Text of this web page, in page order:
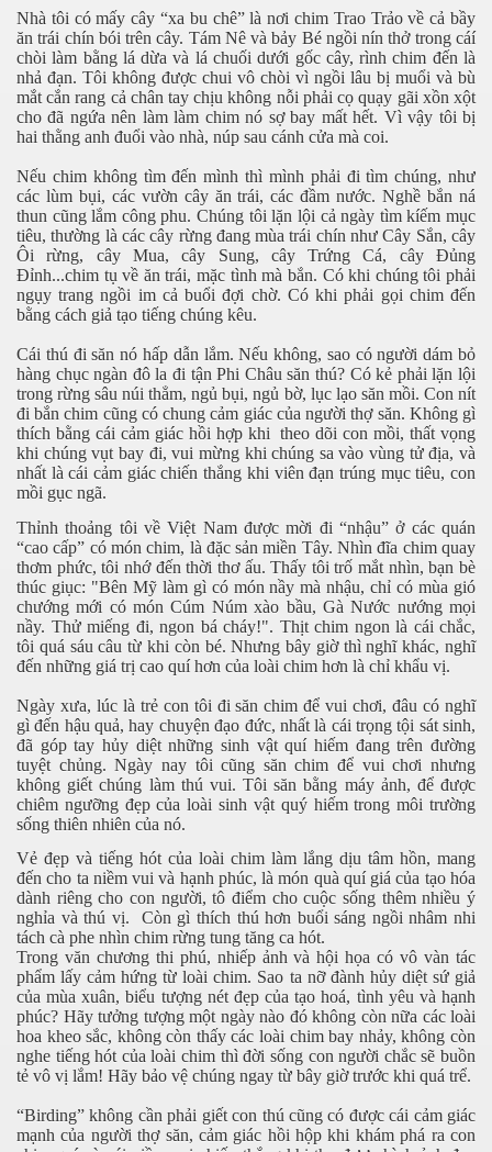
Nhà tôi có mấy cây “xa bu chê” là nơi chim Trao Trảo về cả bầy
ăntrái chín bói trên cây. Tám Nê và bảy Bé ngồi nín thở trong cáí
chòi làm bằng lá dừa và lá chuối dưới gốc cây, rình chim đến là
nhả đạn. Tôi không được chui vô chòi vì ngồi lâu bị muổi và bù
mắt cắn rang cả chân tay chịu không nỗi phải cọ quạy gãi xồn xột
cho đã ngứa nên làm làm chim nó sợ bay mất hết. Vì vậy tôi bị
hai thằng anh đuổi vào nhà, núp sau cánh cửa mà coi.
Nếu chim không tìm đến mình thì mình phải đi tìm chúng, như
các lùm bụi, các vườn cây ăn trái, các đầm nước. Nghề bắn ná
thun cũng lắm công phu. Chúng tôi lặn lội cả ngày tìm kíếm mục
tiêu, thường là các cây rừng đang mùa trái chín như Cây Sắn, cây
Ôi rừng, cây Mua, cây Sung, cây Trứng Cá, cây Đủng
Đỉnh...chim tụ về ăn trái, mặc tình mà bắn. Có khi chúng tôi phải
ngụy trang ngồi im cả buổi đợi chờ. Có khi phải gọi chim đến
bằng cách giả tạo tiếng chúng kêu.
Cái thú đi săn nó hấp dẫn lắm. Nếu không, sao có người dám bỏ
hàng chục ngàn đô la đi tận Phi Châu săn thú? Có kẻ phải lặn lội
trong rừng sâu núi thẳm, ngủ bụi, ngủ bờ, lục lạo săn mồi. Con nít
đi bắn chim cũng có chung cảm giác của người thợ săn. Không gì
thích bằng cái cảm giác hồi hợp khi theo dõi con mồi, thất vọng
khi chúng vụt bay đi, vui mừng khi chúng sa vào vùng tử địa, và
nhất là cái cảm giác chiến thắng khi viên đạn trúng mục tiêu, con
mồi gục ngã.
Thỉnh thoảng tôi về Việt Nam được mời đi “nhậu” ở các quán
“cao cấp” có món chim, là đặc sản miền Tây. Nhìn đĩa chim quay
thơm phức, tôi nhớ đến thời thơ ấu. Thấy tôi trố mắt nhìn, bạn bè
thúc giục: "Bên Mỹ làm gì có món nầy mà nhậu, chỉ có mùa gió
chướng mới có món Cúm Núm xào bầu, Gà Nước nướng mọi
nầy. Thử miếng đi, ngon bá cháy!". Thịt chim ngon là cái chắc,
tôi quá sáu câu từ khi còn bé. Nhưng bây giờ thì nghĩ khác, nghĩ
đến những giá trị cao quí hơn của loài chim hơn là chỉ khẩu vị.
Ngày xưa, lúc là trẻ con tôi đi săn chim để vui chơi, đâu có nghĩ
gì đến hậu quả, hay chuyện đạo đức, nhất là cái trọng tội sát sinh,
đã góp tay hủy diệt những sinh vật quí hiếm đang trên đường
tuyệt chủng.Ngày nay tôi cũng săn chim để vui chơi nhưng
không giết chúng làm thú vui. Tôi săn bằng máy ảnh, để được
chiêm ngưỡng đẹp của loài sinh vật quý hiếm trong môi trường
sống thiên nhiên của nó.
Vẻ đẹp và tiếng hót của loài chim làm lắng dịu tâm hồn, mang
đến cho ta niềm vui và hạnh phúc, là món quà quí giá của tạo hóa
dành riêng cho con người, tô điểm cho cuộc sống thêm nhiều ý
nghỉa và thú vị. Còn gì thích thú hơn buổi sáng ngồi nhâm nhi
tách cà phe nhìn chim rừng tung tăng ca hót.
Trong văn chương thi phú, nhiếp ảnh và hội họa có vô vàn tác
phẩm lấy cảm hứng từ loài chim. Sao ta nỡ đành hủy diệt sứ giả
của mùa xuân, biểu tượng nét đẹp của tạo hoá, tình yêu và hạnh
phúc? Hãy tưởng tượng một ngày nào đó không còn nữa các loài
hoa kheo sắc, không còn thấy các loài chim bay nhảy, không còn
nghe tiếng hót của loài chim thì đời sống con người chắc sẽ buồn
tẻ vô vị lắm! Hãy bảo vệ chúng ngay từ bây giờ trước khi quá trể.
“Birding” không cần phải giết con thú cũng có được cái cảm giác
mạnh của người thợ săn, cảm giác hồi hộp khi khám phá ra con
2
trên đất lạ